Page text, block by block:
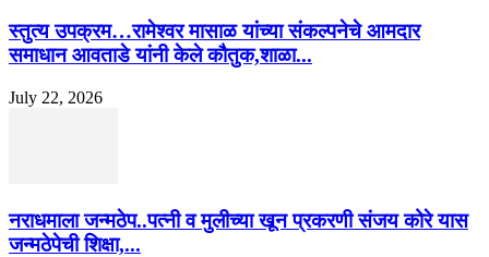
स्तुत्य उपक्रम…रामेश्वर मासाळ यांच्या संकल्पनेचे आमदार
समाधान आवताडे यांनी केले कौतुक,शाळा...
July 22, 2026
नराधमाला जन्मठेप..पत्नी व मुलीच्या खून प्रकरणी संजय कोरे यास
जन्मठेपेची शिक्षा,...